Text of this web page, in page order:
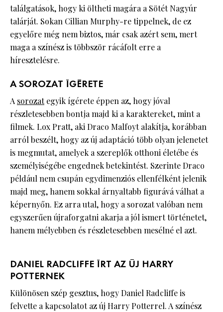
találgatások, hogy ki öltheti magára a Sötét Nagyúr
talárját. Sokan Cillian Murphy-re tippelnek, de ez
egyelőre még nem biztos, már csak azért sem, mert
maga a színész is többször rácáfolt erre a
híresztelésre.
A SOROZAT ÍGÉRETE
A sorozategyik ígérete éppen az, hogy jóval
részletesebben bontja majd ki a karaktereket, mint a
filmek. Lox Pratt, aki Draco Malfoyt alakítja, korábban
arról beszélt, hogy az új adaptáció több olyan jelenetet
is megmutat, amelyek a szereplők otthoni életébe és
személyiségébe engednek betekintést. Szerinte Draco
például nem csupán egydimenziós ellenfélként jelenik
majd meg, hanem sokkal árnyaltabb figurává válhat a
képernyőn. Ez arra utal, hogy a sorozat valóban nem
egyszerűen újraforgatni akarja a jól ismert történetet,
hanem mélyebben és részletesebben mesélné el azt.
DANIEL RADCLIFFE ÍRT AZ ÚJ HARRY
POTTERNEK
Különösen szép gesztus, hogy Daniel Radcliffe is
felvette a kapcsolatot az új Harry Potterrel. A színész